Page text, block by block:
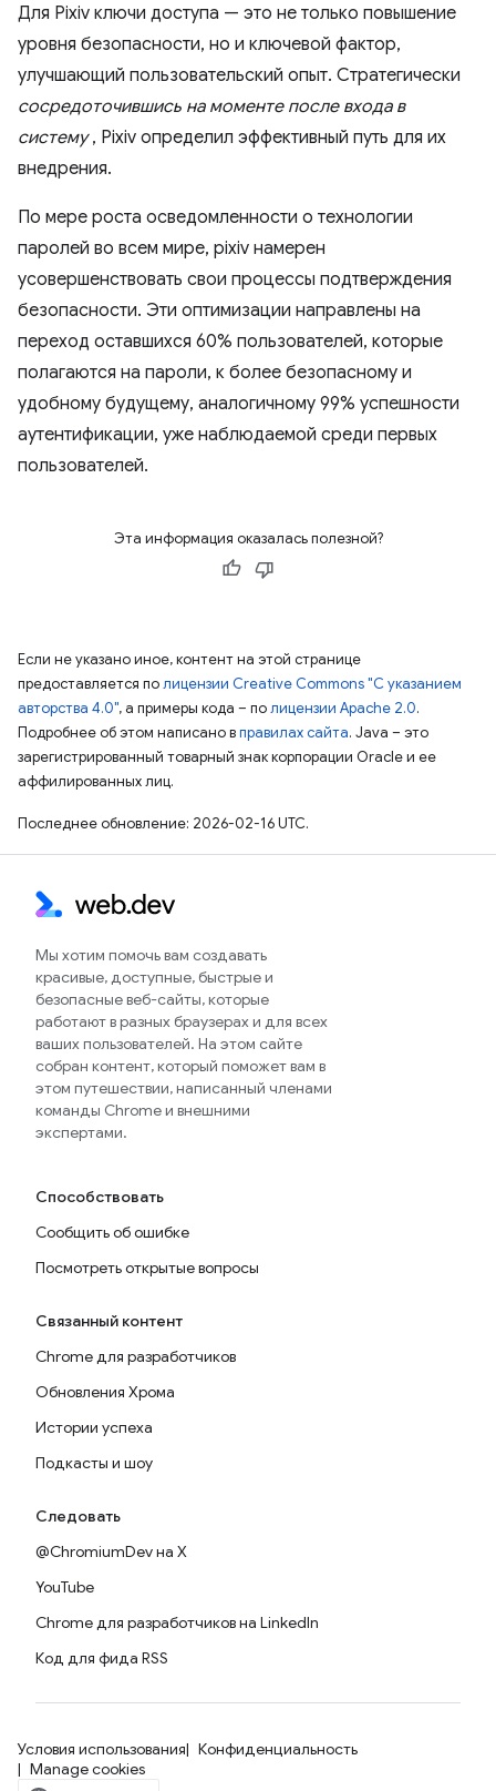
Для Pixiv ключи доступа — это не только повышение
уровня безопасности, но и ключевой фактор,
улучшающий пользовательский опыт. Стратегически
сосредоточившись на моменте после входа в
систему, Pixiv определил эффективный путь для их
внедрения.
По мере роста осведомленности о технологии
паролей во всем мире, pixiv намерен
усовершенствовать свои процессы подтверждения
безопасности. Эти оптимизации направлены на
переход оставшихся 60% пользователей, которые
полагаются на пароли, к более безопасному и
удобному будущему, аналогичному 99% успешности
аутентификации, уже наблюдаемой среди первых
пользователей.
Эта информация оказалась полезной?
Если не указано иное, контент на этой странице
предоставляется полицензии Creative Commons "С указанием
авторства 4.0", а примеры кода – полицензии Apache 2.0.
Подробнее об этом написано вправилах сайта. Java – это
зарегистрированный товарный знак корпорации Oracle и ее
аффилированных лиц.
Последнее обновление: 2026-02-16 UTC.
Мы хотим помочь вам создавать
красивые, доступные, быстрые и
безопасные веб-сайты, которые
работают в разных браузерах и для всех
ваших пользователей. На этом сайте
собран контент, который поможет вам в
этом путешествии, написанный членами
команды Chrome и внешними
экспертами.
Способствовать
Сообщить об ошибке
Посмотреть открытые вопросы
Связанный контент
Chrome для разработчиков
Обновления Хрома
Истории успеха
Подкасты и шоу
Следовать
@ChromiumDev на X
YouTube
Chrome для разработчиков на LinkedIn
Код для фида RSS
Условия использования
Конфиденциальность
Manage cookies